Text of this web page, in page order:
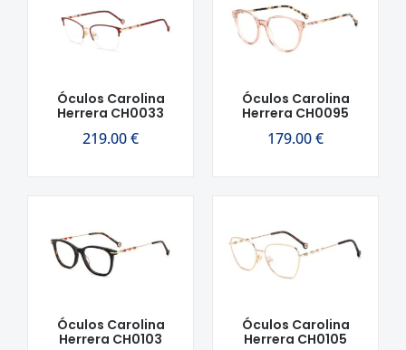
Óculos Carolina
Herrera CH0033
219.00€
Óculos Carolina
Herrera CH0095
179.00€
Óculos Carolina
Herrera CH0103
Óculos Carolina
Herrera CH0105